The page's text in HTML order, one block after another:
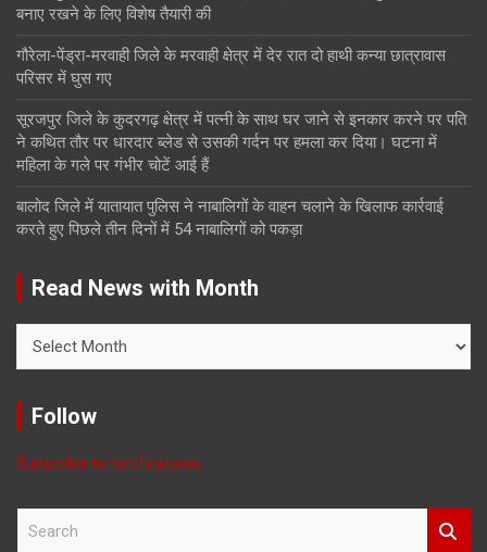
बनाए रखने के लिए विशेष तैयारी की
गौरेला-पेंड्रा-मरवाही जिले के मरवाही क्षेत्र में देर रात दो हाथी कन्या छात्रावास
परिसर में घुस गए
सूरजपुर जिले के कुदरगढ़ क्षेत्र में पत्नी के साथ घर जाने से इनकार करने पर पति
ने कथित तौर पर धारदार ब्लेड से उसकी गर्दन पर हमला कर दिया। घटना में
महिला के गले पर गंभीर चोटें आई हैं
बालोद जिले में यातायात पुलिस ने नाबालिगों के वाहन चलाने के खिलाफ कार्रवाई
करते हुए पिछले तीन दिनों में 54 नाबालिगों को पकड़ा
Read News with Month
News
Month
Follow
Subscribe to notifications